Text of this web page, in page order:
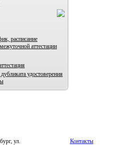
расписание
аттестации
удостоверения
ул.
Контакты